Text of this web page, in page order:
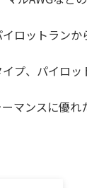
ットランか
プ、パイロッ
ンスに優